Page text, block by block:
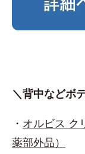
＼背中などボ
・ オルビス ク
薬部外品）